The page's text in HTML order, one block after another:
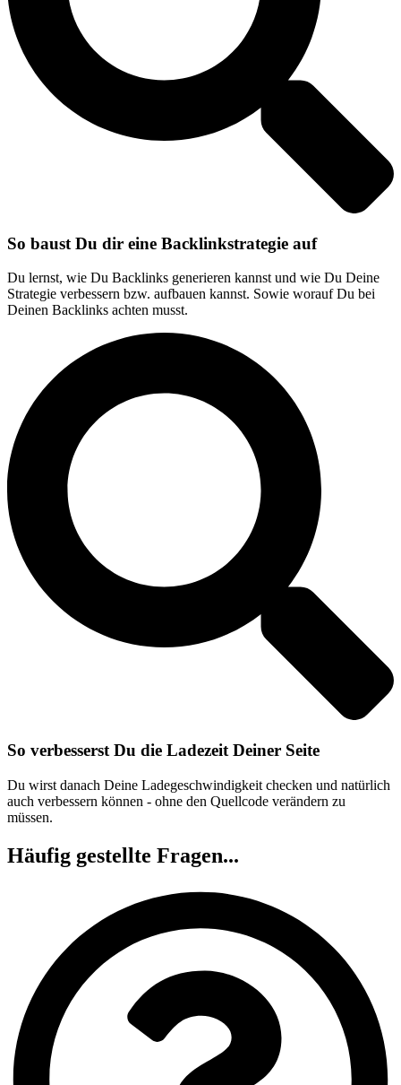
So baust Du dir eine Backlinkstrategie auf
Du lernst, wie Du Backlinks generieren kannst und wie Du Deine
Strategie verbessern bzw. aufbauen kannst. Sowie worauf Du bei
Deinen Backlinks achten musst.
So verbesserst Du die Ladezeit Deiner Seite
Du wirst danach Deine Ladegeschwindigkeit checken und natürlich
auch verbessern können - ohne den Quellcode verändern zu
müssen.
Häufig gestellte Fragen...